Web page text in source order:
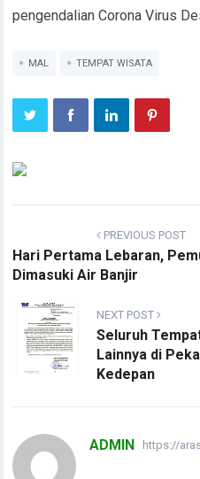
pengendalian Corona Virus
MAL TEMPAT WISATA
PREVIOUS POST
Hari Pertama Lebaran,
Dimasuki Air Banjir
NEXT POST
Seluruh
Lainnya di
Kedepan
ADMIN https://